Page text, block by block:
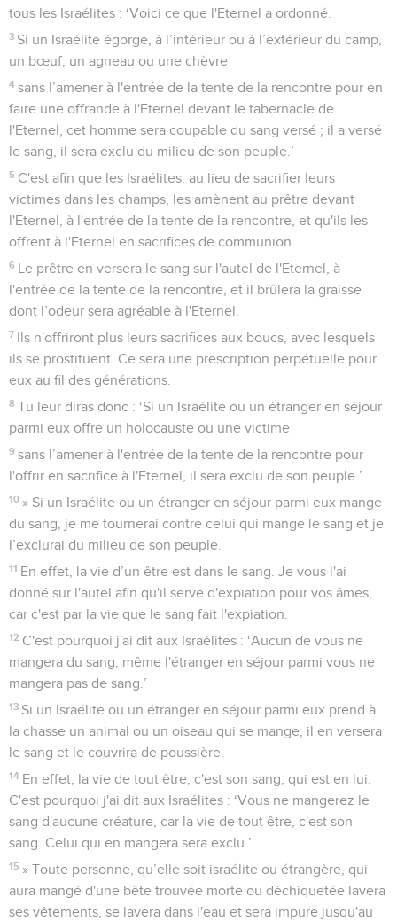
tous les Israélites : ‘Voici ce que l'Eternel a ordonné.
3 Si un Israélite égorge, à l’intérieur ou à l’extérieur du camp,
un bœuf, un agneau ou une chèvre
4 sans l’amener à l'entrée de la tente de la rencontre pour en
faire une offrande à l'Eternel devant le tabernacle de
l'Eternel, cet homme sera coupable du sang versé ; il a versé
le sang, il sera exclu du milieu de son peuple.’
5 C'est afin que les Israélites, au lieu de sacrifier leurs
victimes dans les champs, les amènent au prêtre devant
l'Eternel, à l'entrée de la tente de la rencontre, et qu'ils les
offrent à l'Eternel en sacrifices de communion.
6 Le prêtre en versera le sang sur l'autel de l'Eternel, à
l'entrée de la tente de la rencontre, et il brûlera la graisse
dont l’odeur sera agréable à l'Eternel.
7 Ils n'offriront plus leurs sacrifices aux boucs, avec lesquels
ils se prostituent. Ce sera une prescription perpétuelle pour
eux au fil des générations.
8 Tu leur diras donc : ‘Si un Israélite ou un étranger en séjour
parmi eux offre un holocauste ou une victime
9 sans l’amener à l'entrée de la tente de la rencontre pour
l'offrir en sacrifice à l'Eternel, il sera exclu de son peuple.’
10 » Si un Israélite ou un étranger en séjour parmi eux mange
du sang, je me tournerai contre celui qui mange le sang et je
l’exclurai du milieu de son peuple.
11 En effet, la vie d’un être est dans le sang. Je vous l'ai
donné sur l'autel afin qu'il serve d'expiation pour vos âmes,
car c'est par la vie que le sang fait l'expiation.
12 C'est pourquoi j'ai dit aux Israélites : ‘Aucun de vous ne
mangera du sang, même l'étranger en séjour parmi vous ne
mangera pas de sang.’
13 Si un Israélite ou un étranger en séjour parmi eux prend à
la chasse un animal ou un oiseau qui se mange, il en versera
le sang et le couvrira de poussière.
14 En effet, la vie de tout être, c'est son sang, qui est en lui.
C'est pourquoi j'ai dit aux Israélites : ‘Vous ne mangerez le
sang d'aucune créature, car la vie de tout être, c'est son
sang. Celui qui en mangera sera exclu.’
15 » Toute personne, qu’elle soit israélite ou étrangère, qui
aura mangé d'une bête trouvée morte ou déchiquetée lavera
ses vêtements, se lavera dans l'eau et sera impure jusqu'au